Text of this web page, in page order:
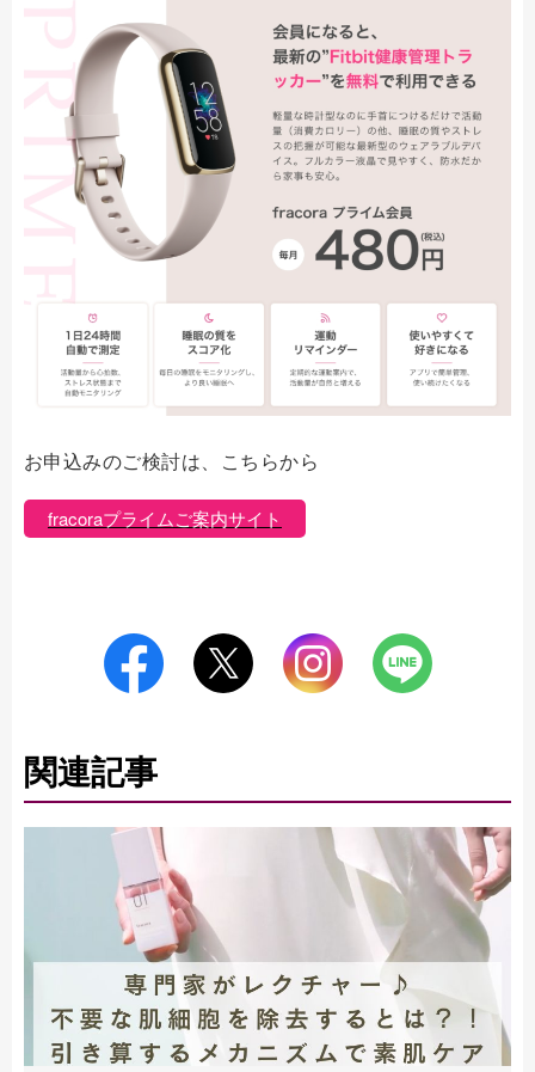
お申込みのご検討は、こちらから
fracoraプライムご案内サイト
関連記事